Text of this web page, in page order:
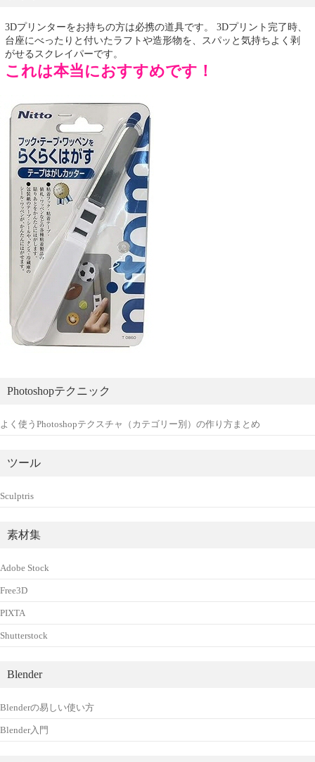
3Dプリンターをお持ちの方は必携の道具です。 3Dプリント完了時、
台座にべったりと付いたラフトや造形物を、スパッと気持ちよく剥
がせるスクレイパーです。
これは本当におすすめです！
Photoshopテクニック
よく使うPhotoshopテクスチャ（カテゴリー別）の作り方まとめ
ツール
Sculptris
素材集
Adobe Stock
Free3D
PIXTA
Shutterstock
Blender
Blenderの易しい使い方
Blender入門